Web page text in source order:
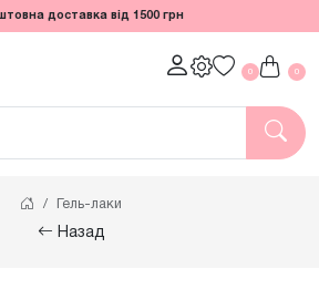
доставка від 1500 грн
0 0
Гель-лаки
Назад